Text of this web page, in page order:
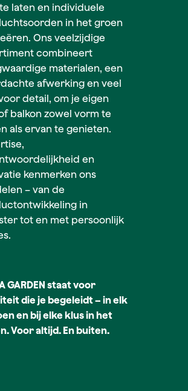
laten en individuele
in het groen
Ons veelzijdige
combineert
materialen, een
afwerking en veel
detail, om je eigen
balkon zowel vorm te
als ervan te genieten.
en
kenmerken ons
– van de
in
tot en met persoonlijk
GARDEN staat voor
die je begeleidt – in elk
en bij elke klus in het
Voor altijd. En buiten.